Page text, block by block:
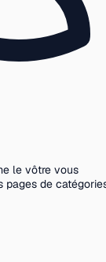
le vôtre vous
pages de